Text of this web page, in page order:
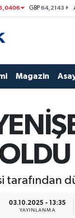
GBP 64,2143
Magazin
tarafından
03.10.2025 - 13:35
YAYINLANMA